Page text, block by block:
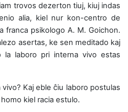
trovos dezerton tiuj, kiuj indas
alia, kiel nur kon-centro de
franca psikologo A. M. Goichon.
asertas, ke sen meditado kaj
la laboro pri interna vivo estas
Kaj eble ĉiu laboro postulas
kiel racia estulo.